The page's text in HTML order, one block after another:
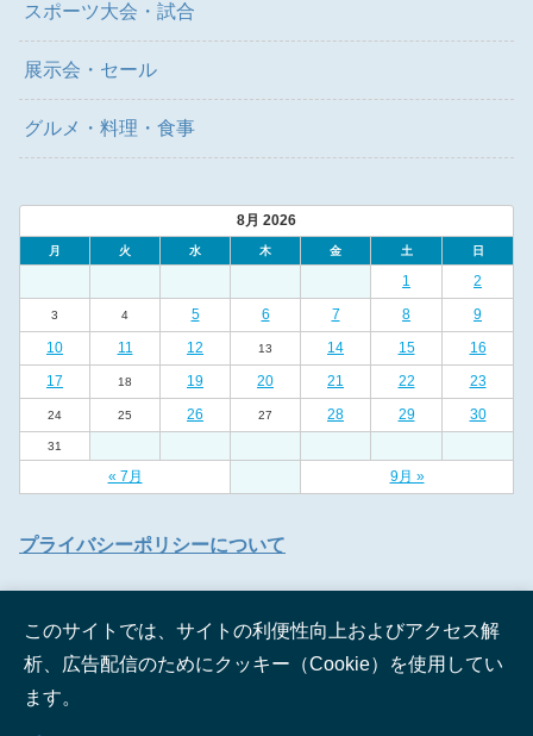
スポーツ大会・試合
展示会・セール
グルメ・料理・食事
8月 2026
月 火 水 木 金 土 日
1 2
3 4 5 6 7 8
9
10
11 12 13 14 15
16
17
18 19 20 21 22 23
24 25 26 27 28 29 30
31
« 7月 9月 »
プライバシーポリシーについて
このサイトでは、サイトの利便性向上およびアクセス解
析、広告配信のためにクッキー（Cookie）を使用してい
ます。